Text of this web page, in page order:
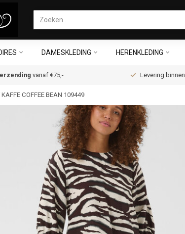
DAMESKLEDING HERENKLEDING
vanaf €75,- Levering binnen
COFFEE BEAN 109449